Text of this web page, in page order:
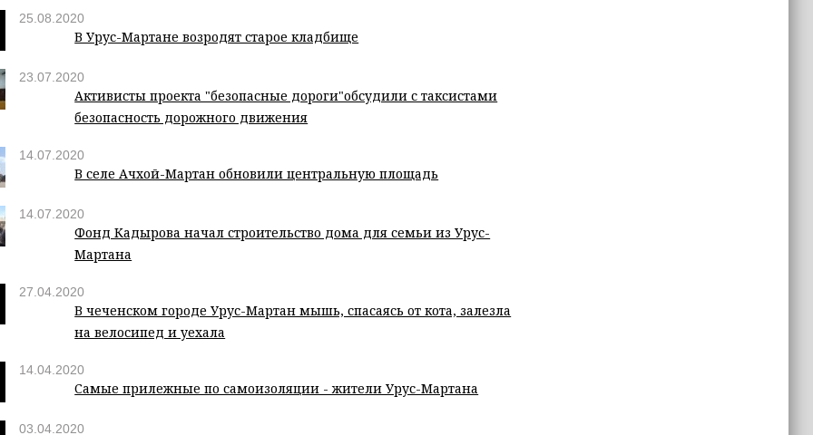
25.08.2020
В Урус-Мартане возродят старое кладбище
23.07.2020
Активисты проекта "безопасные дороги"обсудили с таксистами
безопасность дорожного движения
14.07.2020
В селе Ачхой-Мартан обновили центральную площадь
14.07.2020
Фонд Кадырова начал строительство дома для семьи из Урус-
Мартана
27.04.2020
В чеченском городе Урус-Мартан мышь, спасаясь от кота, залезла
на велосипед и уехала
14.04.2020
Самые прилежные по самоизоляции - жители Урус-Мартана
03.04.2020